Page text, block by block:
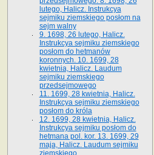
lutego, Halicz. Instrukcya
sejmiku ziemskiego posłom na
sejm walny
9. 1698, 26 lutego, Halicz.
Instrukcya sejmiku ziemskiego
posłom do hetmanów
koronnych. 10. 1699, 28
kwietnia, Halicz. Laudum
sejmiku ziemskiego
przedsejmowego
11. 1699, 28 kwietnia, Halicz.
Instrukcya sejmiku ziemskiego
posłom do króla
12. 1699, 28 kwietnia, Halicz.
Instrukcya sejmiku posłom do
hetmana pol. kor. 13. 1699, 29
maja, Halicz. Laudum sejmiku
ziemskiego